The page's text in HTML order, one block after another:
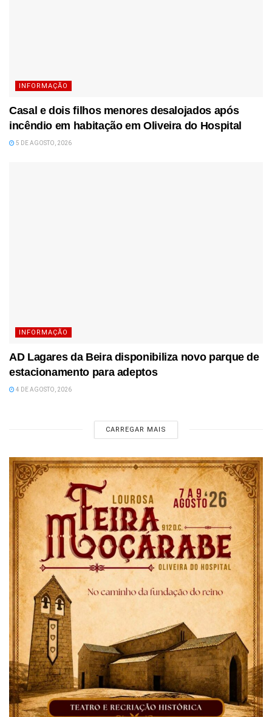
INFORMAÇÃO
Casal e dois filhos menores desalojados após
incêndio em habitação em Oliveira do Hospital
5 DE AGOSTO, 2026
INFORMAÇÃO
AD Lagares da Beira disponibiliza novo parque de
estacionamento para adeptos
4 DE AGOSTO, 2026
CARREGAR MAIS